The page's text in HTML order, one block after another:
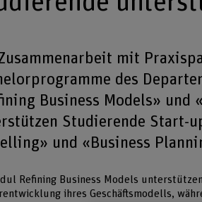
mit
des
Business Models» und
Studierende Start-
und «Business
Refining Business Models
ihres Geschäftsmodells,